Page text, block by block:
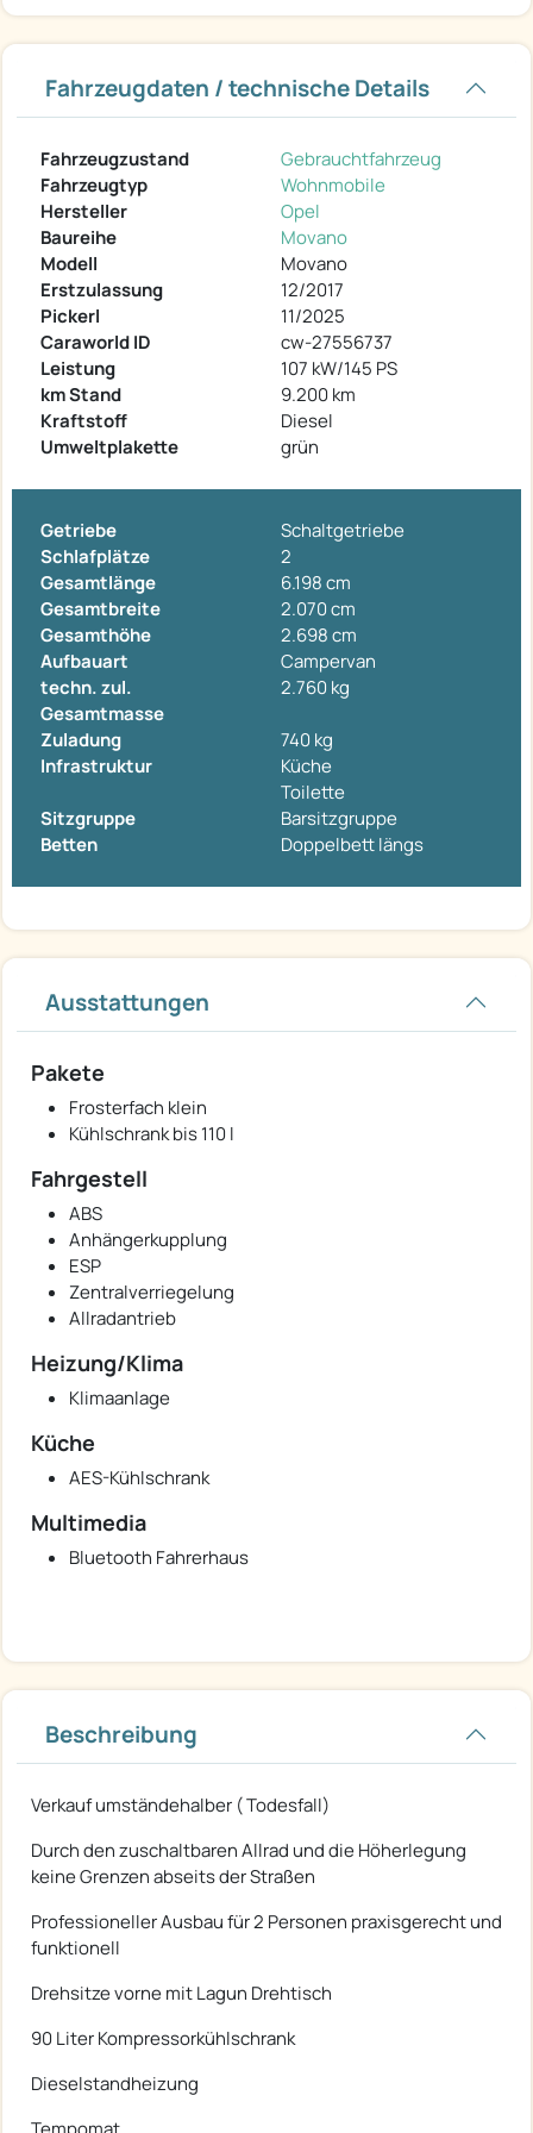
Fahrzeugdaten / technische Details
Fahrzeugzustand
Gebrauchtfahrzeug
Fahrzeugtyp
Wohnmobile
Hersteller
Opel
Baureihe
Movano
Modell
Movano
Erstzulassung
12/2017
Pickerl
11/2025
Caraworld ID
cw-27556737
Leistung
107 kW/145 PS
km Stand
9.200 km
Kraftstoff
Diesel
Umweltplakette
grün
Getriebe
Schaltgetriebe
Schlafplätze
2
Gesamtlänge
6.198 cm
Gesamtbreite
2.070 cm
Gesamthöhe
2.698 cm
Aufbauart
Campervan
techn. zul.
Gesamtmasse
2.760 kg
Zuladung
740 kg
Infrastruktur
Küche
Toilette
Sitzgruppe
Barsitzgruppe
Betten
Doppelbett längs
Ausstattungen
Pakete
Frosterfach klein
Kühlschrank bis 110 l
Fahrgestell
ABS
Anhängerkupplung
ESP
Zentralverriegelung
Allradantrieb
Heizung/Klima
Klimaanlage
Küche
AES-Kühlschrank
Multimedia
Bluetooth Fahrerhaus
Beschreibung
Verkauf umständehalber ( Todesfall)
Durch den zuschaltbaren Allrad und die Höherlegung
keine Grenzen abseits der Straßen
Professioneller Ausbau für 2 Personen praxisgerecht und
funktionell
Drehsitze vorne mit Lagun Drehtisch
90 Liter Kompressorkühlschrank
Dieselstandheizung